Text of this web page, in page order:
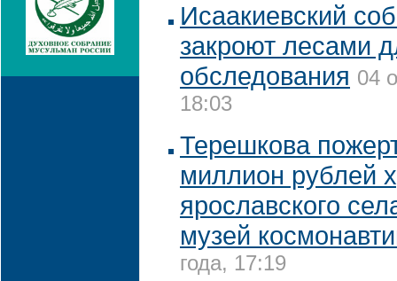
Исаакиевский
закроют лесами
обследования 04
18:03
Терешкова
миллион рублей
ярославского
музей
года, 17:19